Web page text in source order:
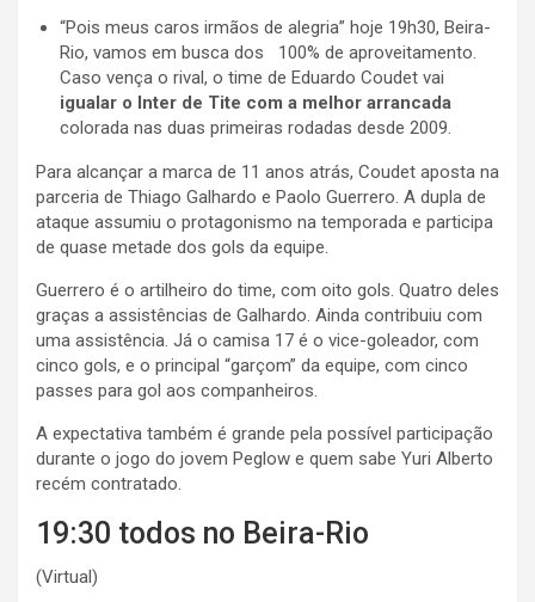
“Pois meus caros irmãos de alegria” hoje 19h30, Beira-
Rio, vamos em busca dos 100% de aproveitamento.
Caso vença o rival, o time de Eduardo Coudet vai
igualar o Inter de Tite com a melhor arrancada
colorada nas duas primeiras rodadas desde 2009.
Para alcançar a marca de 11 anos atrás, Coudet aposta na
parceria de Thiago Galhardo e Paolo Guerrero. A dupla de
ataque assumiu o protagonismo na temporada e participa
de quase metade dos gols da equipe.
Guerrero é o artilheiro do time, com oito gols. Quatro deles
graças a assistências de Galhardo. Ainda contribuiu com
uma assistência. Já o camisa 17 é o vice-goleador, com
cinco gols, e o principal “garçom” da equipe, com cinco
passes para gol aos companheiros.
A expectativa também é grande pela possível participação
durante o jogo do jovem Peglow e quem sabe Yuri Alberto
recém contratado.
19:30 todos no Beira-Rio
(Virtual)